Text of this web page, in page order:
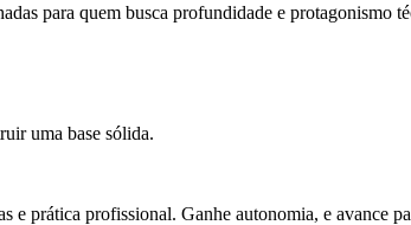
para quem busca profundidade e protagonismo
uma base sólida.
e prática profissional. Ganhe autonomia, e avance